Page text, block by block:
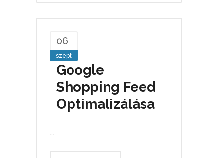
06
szept
Google
Shopping Feed
Optimalizálása